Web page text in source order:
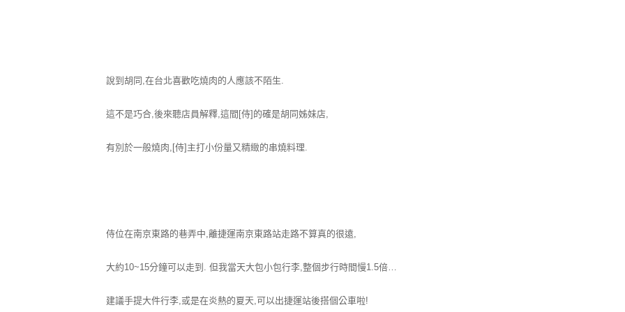
說到胡同,在台北喜歡吃燒肉的人應該不陌生.
這不是巧合,後來聽店員解釋,這間[侍]的確是胡同姊妹店,
有別於一般燒肉,[侍]主打小份量又精緻的串燒料理.
侍位在南京東路的巷弄中,離捷運南京東路站走路不算真的很遠,
大約10~15分鐘可以走到. 但我當天大包小包行李,整個步行時間慢1.5倍…
建議手提大件行李,或是在炎熱的夏天,可以出捷運站後搭個公車啦!